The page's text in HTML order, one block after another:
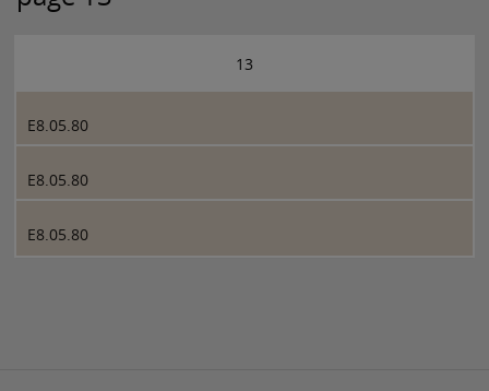
13
E8.05.80
E8.05.80
E8.05.80